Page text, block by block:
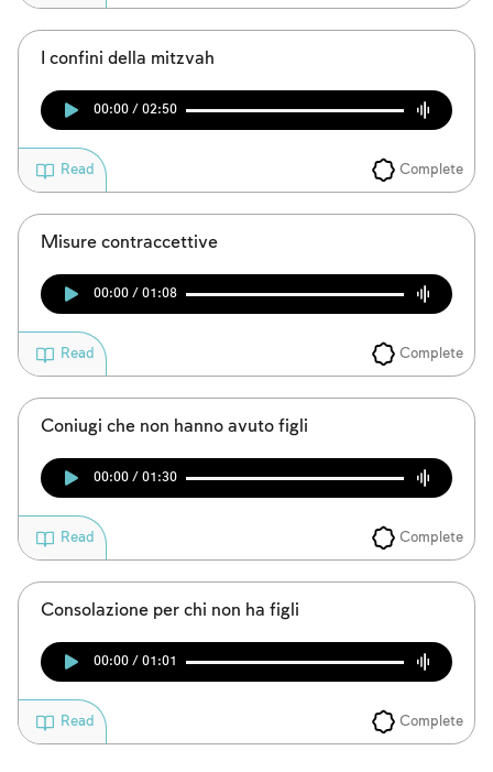
I confini della mitzvah
00:00 / 02:50
Complete
Read
Misure contraccettive
00:00 / 01:08
Complete
Read
Coniugi che non hanno avuto figli
00:00 / 01:30
Complete
Read
Consolazione per chi non ha figli
00:00 / 01:01
Complete
Read